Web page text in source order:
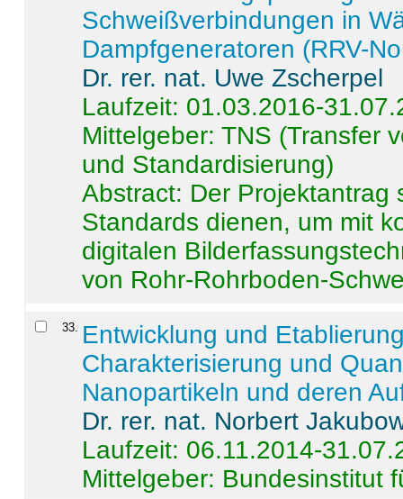
Schweißverbindungen in
Dampfgeneratoren (RRV-
Dr. rer. nat. Uwe Zscherpel
Laufzeit: 01.03.2016-
Mittelgeber: TNS (Transfer
und Standardisierung)
Abstract: Der Projektantrag
Standards dienen, um mit
digitalen
von Rohr-Rohrboden-
33. Entwicklung und
Charakterisierung und
Nanopartikeln und deren
Dr. rer. nat. Norbert
Laufzeit: 06.11.2014-
Mittelgeber: Bundesinstitut